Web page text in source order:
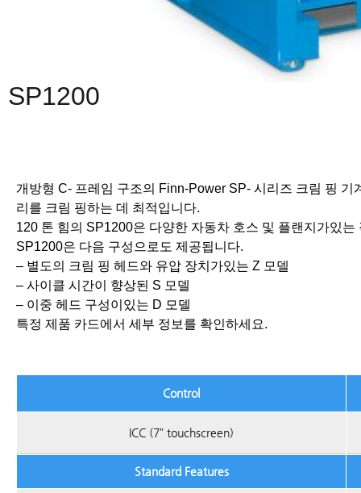
SP1200
개방형 C- 프레임 구조의 Finn-Power SP- 시리즈 크림 핑
리를 크림 핑하는 데 최적입니다.
120 톤 힘의 SP1200은 다양한 자동차 호스 및 플랜지가있
SP1200은 다음 구성으로도 제공됩니다.
– 별도의 크림 핑 헤드와 유압 장치가있는 Z 모델
– 사이클 시간이 향상된 S 모델
– 이중 헤드 구성이있는 D 모델
특정 제품 카드에서 세부 정보를 확인하세요.
Control
ICC (7” touchscreen)
Standard Features